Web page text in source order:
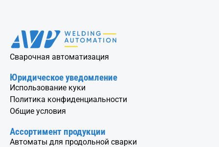
Сварочная автоматизация
Юридическое уведомление
Использование куки
Политика конфиденциальности
Общие условия
Ассортимент продукции
Автоматы для продольной сварки